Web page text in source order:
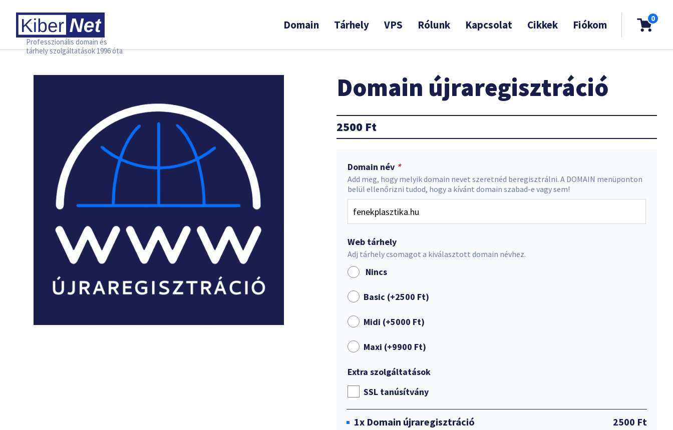
Professzionális domain és
tárhely szolgáltatások 1996 óta
Domain Tárhely VPS Rólunk Kapcsolat Cikkek Fiókom 0
Domain újraregisztráció
2500 Ft
Domain név *
Add meg, hogy melyik domain nevet szeretnéd beregisztrálni. A DOMAIN menüponton
belül ellenőrizni tudod, hogy a kívánt domain szabad-e vagy sem!
Web tárhely
Adj tárhely csomagot a kiválasztott domain névhez.
Nincs
Basic (+2500 Ft)
Midi (+5000 Ft)
Maxi (+9900 Ft)
Extra szolgáltatások
SSL tanúsítvány
1x Domain újraregisztráció
2500 Ft